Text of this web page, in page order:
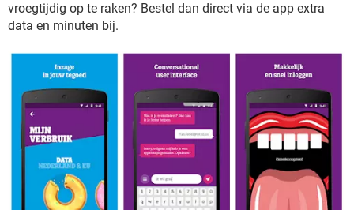
vroegtijdig op te raken? Bestel dan direct via de app extra
data en minuten bij.